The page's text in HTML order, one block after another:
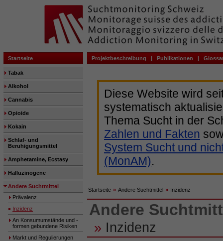
Startseite Projektbeschreibung | Publikationen |
Tabak
Alkohol
Cannabis
Opioide
Kokain
Schlaf- und
Beruhigungsmittel
Amphetamine, Ecstasy
Halluzinogene
Andere Suchtmittel
Prävalenz
Inzidenz
An Konsumumstände und -
formen gebundene Risiken
Markt und Regulierungen
Diese Website wird
systematisch
Thema Sucht in der
Zahlen und Fakten
System Sucht und
(MonAM).
Startseite » Andere Suchtmittel » Inzidenz
Andere
» Inzidenz